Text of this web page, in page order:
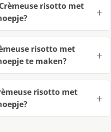
risotto met
risotto met
te maken?
risotto met